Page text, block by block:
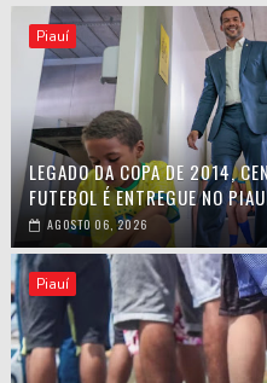
Piauí
LEGADO DA COPA DE 2014,
FUTEBOL É ENTREGUE NO
AGOSTO 06, 2026
Piauí